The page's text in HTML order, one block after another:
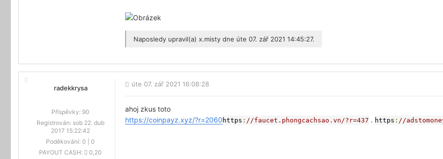
Naposledy upravil(a) x.misty dne úte 07. zář 2021 14:45:27.
radekkrysa
Příspěvky: 90
Registrován: sob 22. dub
2017 15:22:42
Poděkování: 0
0
PAYOUT CASH:
0,20
úte 07. zář 2021 16:08:28
ahoj zkus toto
https://coinpayz.xyz/?r=2060 https : //faucet.phongcachsao.vn/?r=437 . https : //